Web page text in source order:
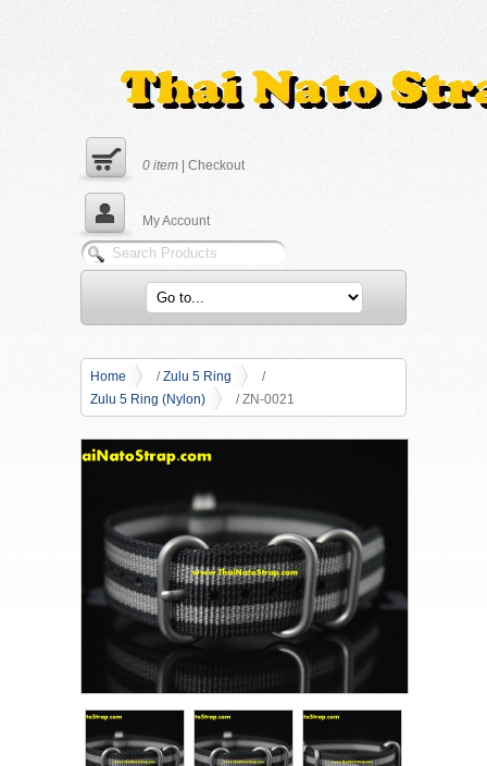
0 item | Checkout
My Account
Home /Zulu 5 Ring
/
Zulu 5 Ring (Nylon)
/ ZN-0021